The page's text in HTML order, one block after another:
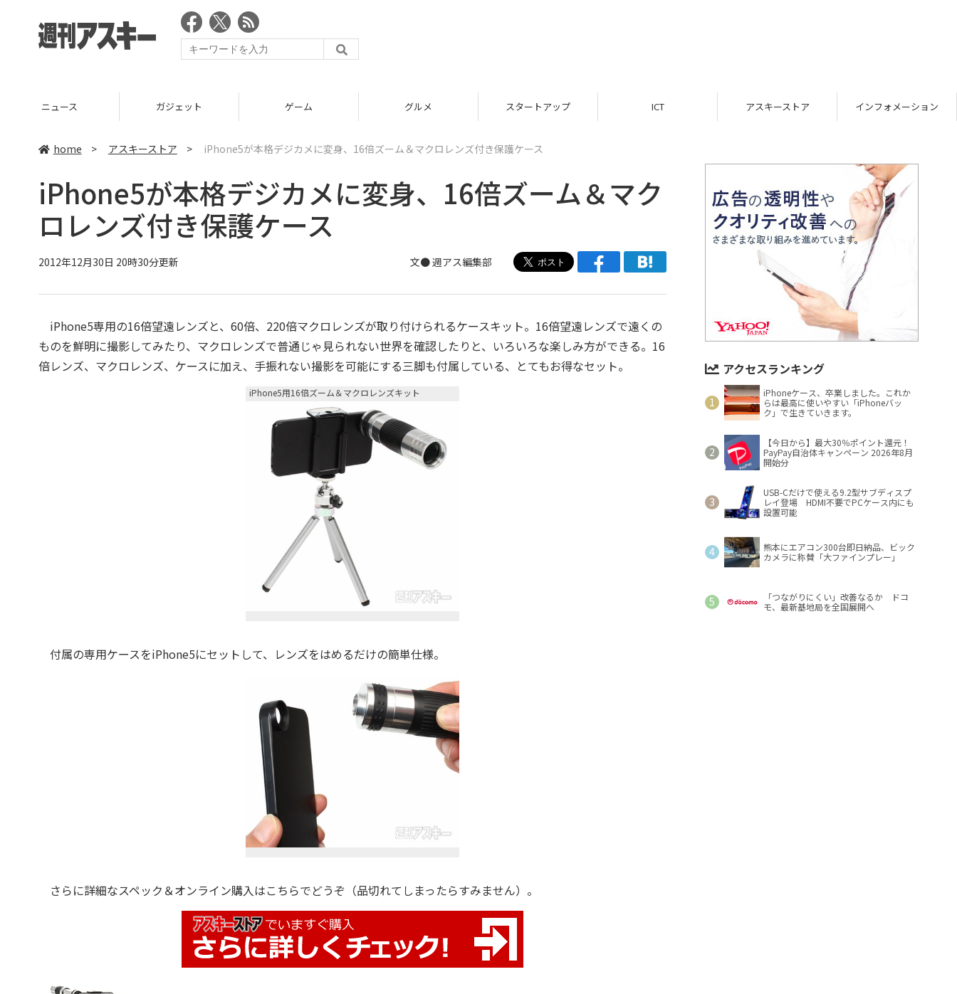
ニュース ガジェット ゲーム グルメ スタートアップ ICT アスキーストア インフォメーション
home > アスキーストア > iPhone5が本格デジカメに変身、16倍ズーム＆マクロレンズ付き保護ケース
iPhone5が本格デジカメに変身、16倍ズーム＆マク
ロレンズ付き保護ケース
2012年12月30日 20時30分更新 文●週アス編集部
iPhone5専用の16倍望遠レンズと、60倍、220倍マクロレンズが取り付けられるケースキット。16倍望遠レンズで遠くの
ものを鮮明に撮影してみたり、マクロレンズで普通じゃ見られない世界を確認したりと、いろいろな楽しみ方ができる。16
倍レンズ、マクロレンズ、ケースに加え、手振れない撮影を可能にする三脚も付属している、とてもお得なセット。
iPhone5用16倍ズーム＆マクロレンズキット
付属の専用ケースをiPhone5にセットして、レンズをはめるだけの簡単仕様。
さらに詳細なスペック＆オンライン購入はこちらでどうぞ（品切れてしまったらすみません）。
アクセスランキング
iPhoneケース、卒業しました。これか
らは最高に使いやすい「iPhoneバッ
ク」で生きていきます。
【今日から】最大30％ポイント還元！
PayPay自治体キャンペーン 2026年8月
開始分
USB-Cだけで使える9.2型サブディスプ
レイ登場 HDMI不要でPCケース内にも
設置可能
熊本にエアコン300台即日納品、ビック
カメラに称賛「大ファインプレー」
「つながりにくい」改善なるか ドコ
モ、最新基地局を全国展開へ